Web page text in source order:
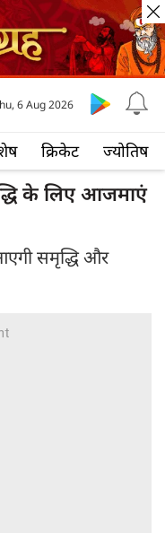
क्रिकेट ज्योतिष
6 Aug 2026
के लिए आजमाएं
समृद्धि और